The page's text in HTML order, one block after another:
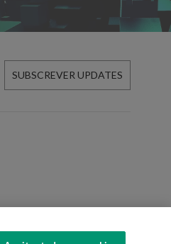
SUBSCREVER UPDATES